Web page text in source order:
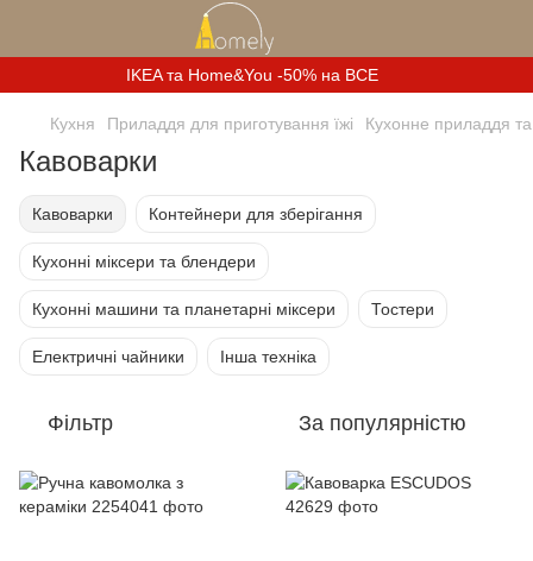
IKEA та Home&You -50% на ВСЕ
Кухня Приладдя для приготування їжі Кухонне приладдя та
Кавоварки
Кавоварки Контейнери для зберігання
Кухонні міксери та блендери
Кухонні машини та планетарні міксери Тостери
Електричні чайники Інша техніка
Фільтр За популярністю